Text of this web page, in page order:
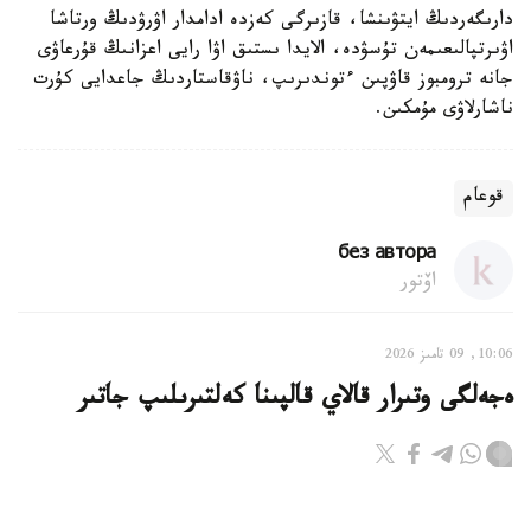
دارىگەردىڭ ايتۋىنشا، قازىرگى كەزدە ادامدار اۋرۋدىڭ ورتاشا
اۋىرتپالىعىمەن تۇسۋدە، الايدا ىستىق اۋا رايى اعزانىڭ قۇرعاۋى
جانە ترومبوز قاۋپىن ءتوندىرىپ، ناۋقاستاردىڭ جاعدايى كۇرت
ناشارلاۋى مۇمكىن.
قوعام
без автора
اۆتور
10:06, 09 تامىز 2026
ەجەلگى وتىرار قالاي قالپىنا كەلتىرىلىپ جاتىر